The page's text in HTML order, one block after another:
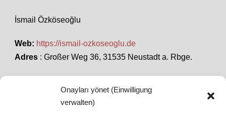
Onayları yönet (Einwilligung
verwalten)
İsmail Özköseoğlu
Web: https://ismail-ozkoseoglu.de
Adres : Großer Weg 36, 31535 Neustadt a. Rbge.
SON HABERLER